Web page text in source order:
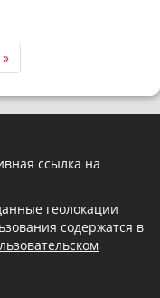
»
ссылка на
геолокации
содержатся в